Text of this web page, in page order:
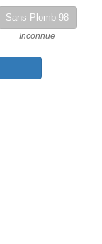
Sans Plomb 98
Inconnue